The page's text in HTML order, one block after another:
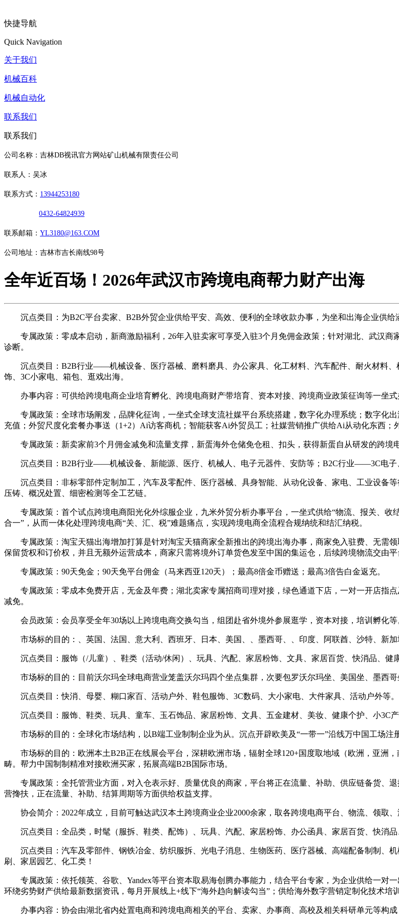
快捷导航
Quick Navigation
关于我们
机械百科
机械自动化
联系我们
联系我们
公司名称：吉林DB视讯官方网站矿山机械有限责任公司
联系人：吴冰
联系方式： 13944253180
0432-64824939
联系邮箱： YL3180@163.COM
公司地址：吉林市吉长南线98号
全年近百场！2026年武汉市跨境电商帮力财产出海
沉点类目：为B2C平台卖家、B2B外贸企业供给平安、高效、便利的全球收款办事，为坐和出海企业供给
专属政策：零成本启动，新商激励福利，26年入驻卖家可享受入驻3个月免佣金政策；针对湖北、武汉商
诊断。
沉点类目：B2B行业——机械设备、医疗器械、磨料磨具、办公家具、化工材料、汽车配件、耐火材料
饰、3C小家电、箱包、逛戏出海。
办事内容：可供给跨境电商企业培育孵化、跨境电商财产带培育、资本对接、跨境商业政策征询等一坐式
专属政策：全球市场阐发，品牌化征询，一坐式全球支流社媒平台系统搭建，数字化办理系统；数字化出
充值；外贸尺度化套餐办事送（1+2）Ai访客商机；智能获客Ai外贸员工；社媒营销推广供给Ai从动化东西；
专属政策：新卖家前3个月佣金减免和流量支撑，新蛋海外仓储免仓租、扣头，获得新蛋自从研发的跨境
沉点类目：B2B行业——机械设备、新能源、医疗、机械人、电子元器件、安防等；B2C行业——3C电子
沉点类目：非标零部件定制加工，汽车及零配件、医疗器械、具身智能、从动化设备、家电、工业设备等
压铸、概况处置、细密检测等全工艺链。
专属政策：首个试点跨境电商阳光化外综服企业，九米外贸分析办事平台，一坐式供给“物流、报关、收
合一”，从而一体化处理跨境电商“关、汇、税”难题痛点，实现跨境电商全流程合规纳统和结汇纳税。
专属政策：淘宝天猫出海增加打算是针对淘宝天猫商家全新推出的跨境出海办事，商家免入驻费、无需
保留货权和订价权，并且无额外运营成本，商家只需将境外订单货色发至中国的集运仓，后续跨境物流交由平
专属政策：90天免金；90天免平台佣金（马来西亚120天）；最高8倍金币赠送；最高3倍告白金返充。
专属政策：零成本免费开店，无金及年费；湖北卖家专属招商司理对接，绿色通道下店，一对一开店指点
减免。
会员政策：会员享受全年30场以上跨境电商交换勾当，组团赴省外境外参展逛学，资本对接，培训孵化等
市场标的目的：、英国、法国、意大利、西班牙、日本、美国、、墨西哥、、印度、阿联酋、沙特、新加
沉点类目：服饰（/儿童）、鞋类（活动/休闲）、玩具、汽配、家居粉饰、文具、家居百货、快消品、健
市场标的目的：目前沃尔玛全球电商营业笼盖沃尔玛四个坐点集群，次要包罗沃尔玛坐、美国坐、墨西哥
沉点类目：快消、母婴、糊口家百、活动户外、鞋包服饰、3C数码、大小家电、大件家具、活动户外等。
沉点类目：服饰、鞋类、玩具、童车、玉石饰品、家居粉饰、文具、五金建材、美妆、健康个护、小3C产
市场标的目的：全球化市场结构，以B端工业制制企业为从。沉点开辟欧美及“一带一”沿线万中国工场注
市场标的目的：欧洲本土B2B正在线展会平台，深耕欧洲市场，辐射全球120+国度取地域（欧洲，亚洲
畴。帮力中国制制精准对接欧洲买家，拓展高端B2B国际市场。
专属政策：全托管营业方面，对入仓表示好、质量优良的商家，平台将正在流量、补助、供应链备货、
营搀扶，正在流量、补助、结算周期等方面供给权益支撑。
协会简介：2022年成立，目前可触达武汉本土跨境商业企业2000余家，取各跨境电商平台、物流、领取、
沉点类目：全品类，时髦（服拆、鞋类、配饰）、玩具、汽配、家居粉饰、办公函具、家居百货、快消品
沉点类目：汽车及零部件、钢铁冶金、纺织服拆、光电子消息、生物医药、医疗器械、高端配备制制、
刷、家居园艺、化工类！
专属政策：依托领英、谷歌、Yandex等平台资本取易海创腾办事能力，结合平台专家，为企业供给一对
环绕劣势财产供给最新数据资讯，每月开展线上+线下“海外趋向解读勾当”；供给海外数字营销定制化技术培
办事内容：协会由湖北省内处置电商和跨境电商相关的平台、卖家、办事商、高校及相关科研单元等构成